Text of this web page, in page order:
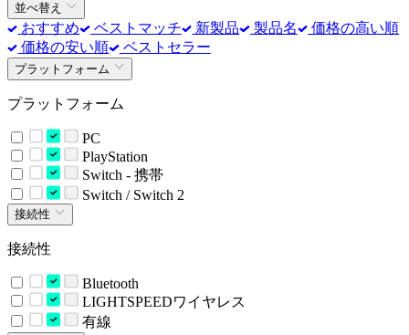
並べ替え
おすすめ ベストマッチ 新製品 製品名
価格の高い順
価格の安い順
ベストセラー
プラットフォーム
プラットフォーム
PC
PlayStation
Switch - 携帯
Switch / Switch 2
接続性
接続性
Bluetooth
LIGHTSPEEDワイヤレス
有線